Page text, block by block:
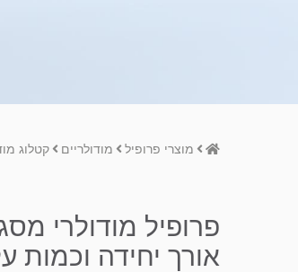
Homeמוצרי פרופיל מודולריים קטלוג
אורך יחידה וכמות